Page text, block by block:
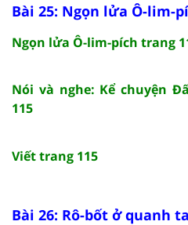
Bài 25: Ngọn lửa Ô-lim-
Ngọn lửa Ô-lim-pích trang
Nói và nghe: Kể chuyện
115
Viết trang 115
Bài 26: Rô-bốt ở quanh ta